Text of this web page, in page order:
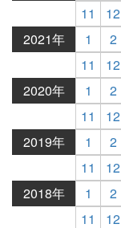
11
12
2021年
1 2
11
12
2020年
1 2
11
12
2019年
1 2
11
12
2018年
1 2
11
12